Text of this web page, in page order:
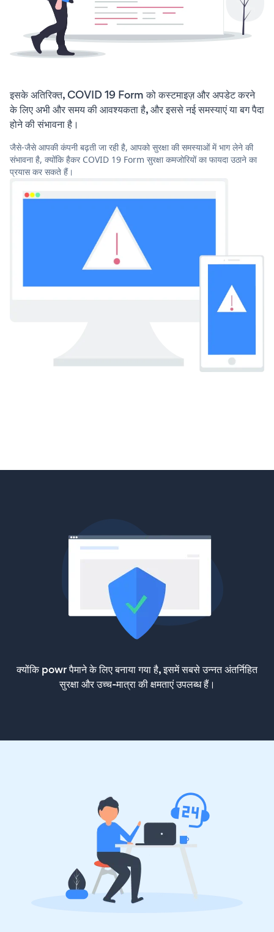
इसके अतिरिक्त, COVID 19 Form को कस्टमाइज़ और अपडेट करने
के लिए अभी और समय की आवश्यकता है, और इससे नई समस्याएं या बग पैदा
होने की संभावना है।
जैसे-जैसे आपकी कंपनी बढ़ती जा रही है, आपको सुरक्षा की समस्याओं में भाग लेने की
संभावना है, क्योंकि हैकर COVID 19 Form सुरक्षा कमजोरियों का फायदा उठाने का
प्रयास कर सकते हैं।
क्योंकि powr पैमाने के लिए बनाया गया है, इसमें सबसे उन्नत अंतर्निहित
सुरक्षा और उच्च-मात्रा की क्षमताएं उपलब्ध हैं।